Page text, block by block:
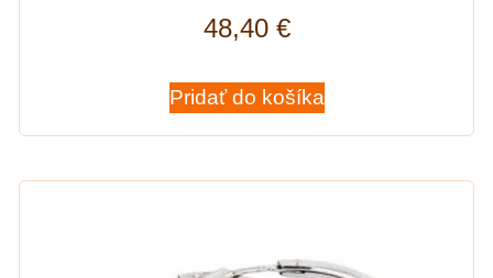
48,40 €
Pridať do košíka